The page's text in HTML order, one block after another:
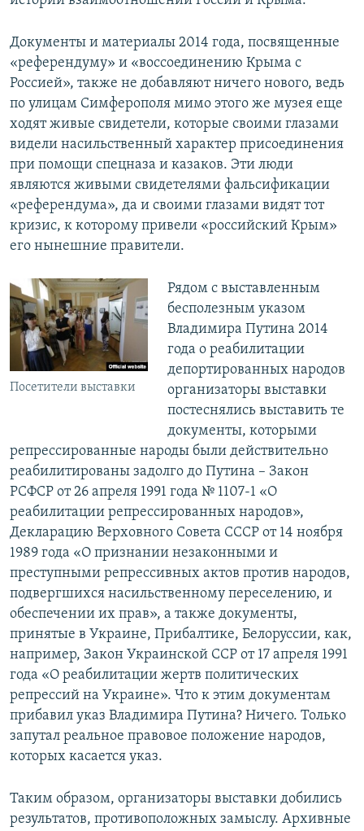
Документы и материалы 2014 года, посвященные
«референдуму» и «воссоединению Крыма с
Россией», также не добавляют ничего нового, ведь
по улицам Симферополя мимо этого же музея еще
ходят живые свидетели, которые своими глазами
видели насильственный характер присоединения
при помощи спецназа и казаков. Эти люди
являются живыми свидетелями фальсификации
«референдума», да и своими глазами видят тот
кризис, к которому привели «российский Крым»
его нынешние правители.
Посетители выставки
Рядом с выставленным
бесполезным указом
Владимира Путина 2014
года о реабилитации
депортированных народов
организаторы выставки
постеснялись выставить те
документы, которыми
репрессированные народы были действительно
реабилитированы задолго до Путина – Закон
РСФСР от 26 апреля 1991 года № 1107-1 «О
реабилитации репрессированных народов»,
Декларацию Верховного Совета СССР от 14 ноября
1989 года «О признании незаконными и
преступными репрессивных актов против народов,
подвергшихся насильственному переселению, и
обеспечении их прав», а также документы,
принятые в Украине, Прибалтике, Белоруссии, как,
например, Закон Украинской ССР от 17 апреля 1991
года «О реабилитации жертв политических
репрессий на Украине». Что к этим документам
прибавил указ Владимира Путина? Ничего. Только
запутал реальное правовое положение народов,
которых касается указ.
Таким образом, организаторы выставки добились
результатов, противоположных замыслу. Архивные